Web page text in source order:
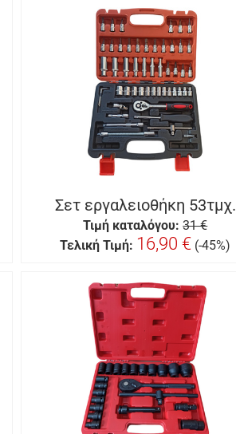
Σετ εργαλειοθήκη 53τμχ.
Τιμή καταλόγου: 31 €
Τελική Τιμή: 16,90 € (-45%)